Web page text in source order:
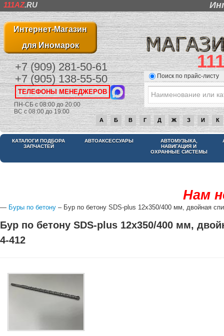
111AZ.RU
Интернет-Магазин
для Иномарок
+7 (909) 281-50-61
+7 (905) 138-55-50
ТЕЛЕФОНЫ МЕНЕДЖЕРОВ
ПН-СБ с 08:00 до 20:00
ВС с 08:00 до 19:00
Поиск по прайс-листу
А Б В Г Д Ж З И К
КАТАЛОГИ ПОДБОРА
ЗАПЧАСТЕЙ
АВТОАКСЕССУАРЫ
АВТОМУЗЫКА,
НАВИГАЦИЯ И
ОХРАННЫЕ СИСТЕМЫ
Нам
— Буры по бетону – Бур по бетону SDS-plus 12x350/400 мм, двойная
Бур по бетону SDS-plus 12x350/400 мм,
4-412